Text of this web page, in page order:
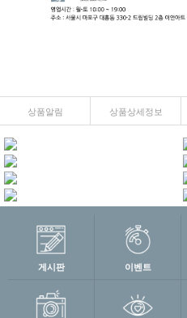
상품알림 상품상세정보
게시판 이벤트